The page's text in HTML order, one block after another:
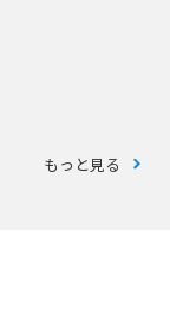
もっと見る